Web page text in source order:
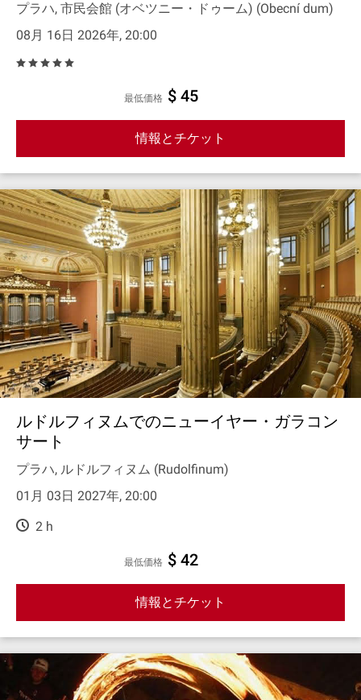
プラハ, 市民会館 (オベツニー・ドゥーム) (Obecní dum)
08月 16日 2026年, 20:00
最低価格 $ 45
情報とチケット
ルドルフィヌムでのニューイヤー・ガラコン
サート
プラハ, ルドルフィヌム (Rudolfinum)
01月 03日 2027年, 20:00
2 h
最低価格 $ 42
情報とチケット